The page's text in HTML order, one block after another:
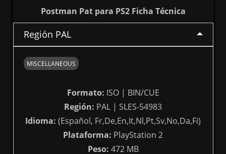
Postman Pat para PS2 Ficha Técnica
Región PAL
MISCELLANEOUS
Formato: ISO | BIN/CUE
Región: PAL | SLES-54983
Idioma: (Español, Fr,De,En,It,Nl,Pt,Sv,No,Da,Fi)
Plataforma: PlayStation 2
Peso: 472 MB